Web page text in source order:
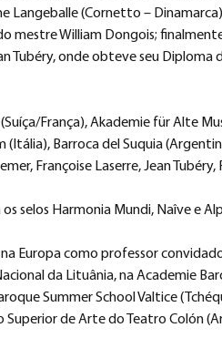
Langeballe (Cornetto –
mestre William Dongois;
Tubéry, onde obteve seu Diploma
França), Akademie für Alte
(Itália), Barroca del Suquia
Françoise Laserre, Jean
selos Harmonia Mundi, Naîve e
Europa como professor
da Lituânia, na Academie
Summer School Valtice
de Arte do Teatro Colón